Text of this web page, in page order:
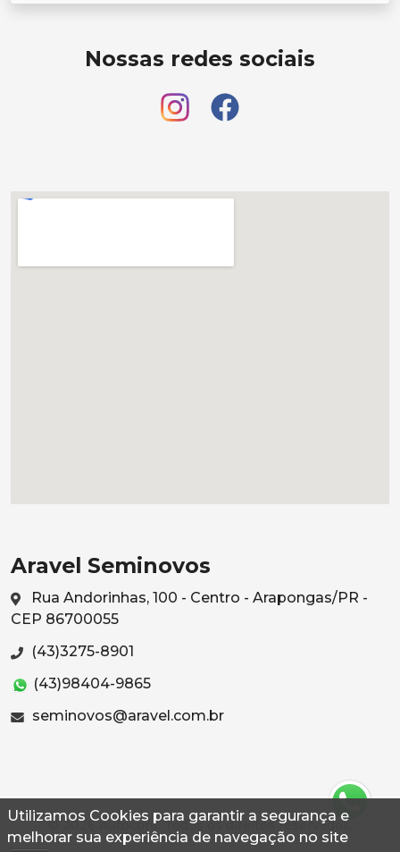
Utilizamos Cookies para garantir a segurança e
melhorar sua experiência de navegação no site
Nossas redes sociais
Aravel Seminovos
Rua Andorinhas, 100 - Centro - Arapongas/PR -
CEP 86700055
(43)3275-8901
(43)98404-9865
seminovos@aravel.com.br
© 2026 Autoconf. Todos os direitos reservados.